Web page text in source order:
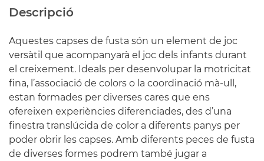
Descripció
Aquestes capses de fusta són un element de joc
versàtil que acompanyarà el joc dels infants durant
el creixement. Ideals per desenvolupar la motricitat
fina, l’associació de colors o la coordinació mà-ull,
estan formades per diverses cares que ens
ofereixen experiències diferenciades, des d’una
finestra translúcida de color a diferents panys per
poder obrir les capses. Amb diferents peces de fusta
de diverses formes podrem també jugar a